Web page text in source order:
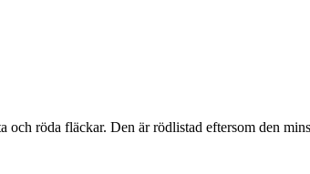
röda fläckar. Den är rödlistad eftersom den